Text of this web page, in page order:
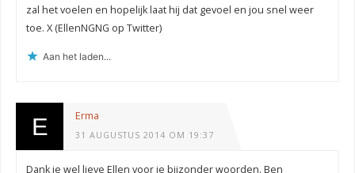
zal het voelen en hopelijk laat hij dat gevoel en jou snel weer
toe. X (EllenNGNG op Twitter)
Aan het laden...
Erma
31 AUGUSTUS 2014 OM 19:37
Dank je wel lieve Ellen voor je bijzonder woorden. Ben